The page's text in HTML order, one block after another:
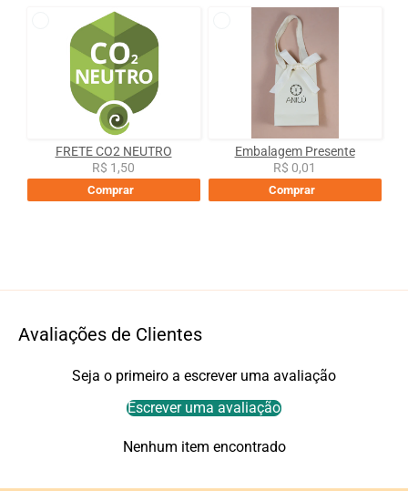
FRETE CO2 NEUTRO
R$ 1,50
Comprar
Embalagem Presente
R$ 0,01
Comprar
Avaliações de Clientes
Seja o primeiro a escrever uma avaliação
Escrever uma avaliação
Nenhum item encontrado